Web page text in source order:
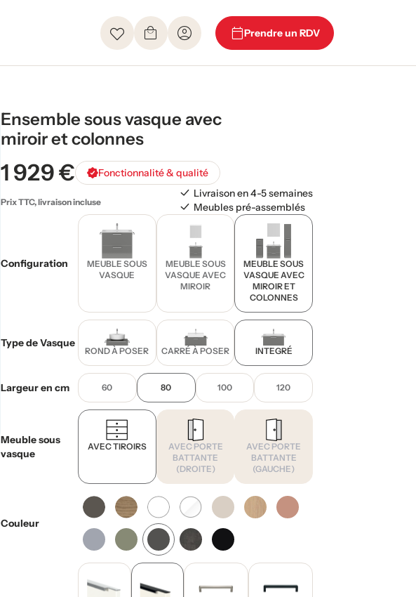
Prendre un RDV
Ensemble sous vasque avec
miroir et colonnes
1 929 € Fonctionnalité & qualité
Prix TTC, livraison incluse
Livraison en 4-5 semaines
Meubles pré-assemblés
Configuration
MEUBLE SOUS
VASQUE
MEUBLE SOUS
VASQUE AVEC
MIROIR
MEUBLE SOUS
VASQUE AVEC
MIROIR ET
COLONNES
Type de Vasque
ROND À POSER CARRÉ À POSER INTEGRÉ
Largeur en cm 60 80 100 120
Meuble sous
vasque
AVEC TIROIRS
AVEC PORTE
BATTANTE
(DROITE)
AVEC PORTE
BATTANTE
(GAUCHE)
Couleur